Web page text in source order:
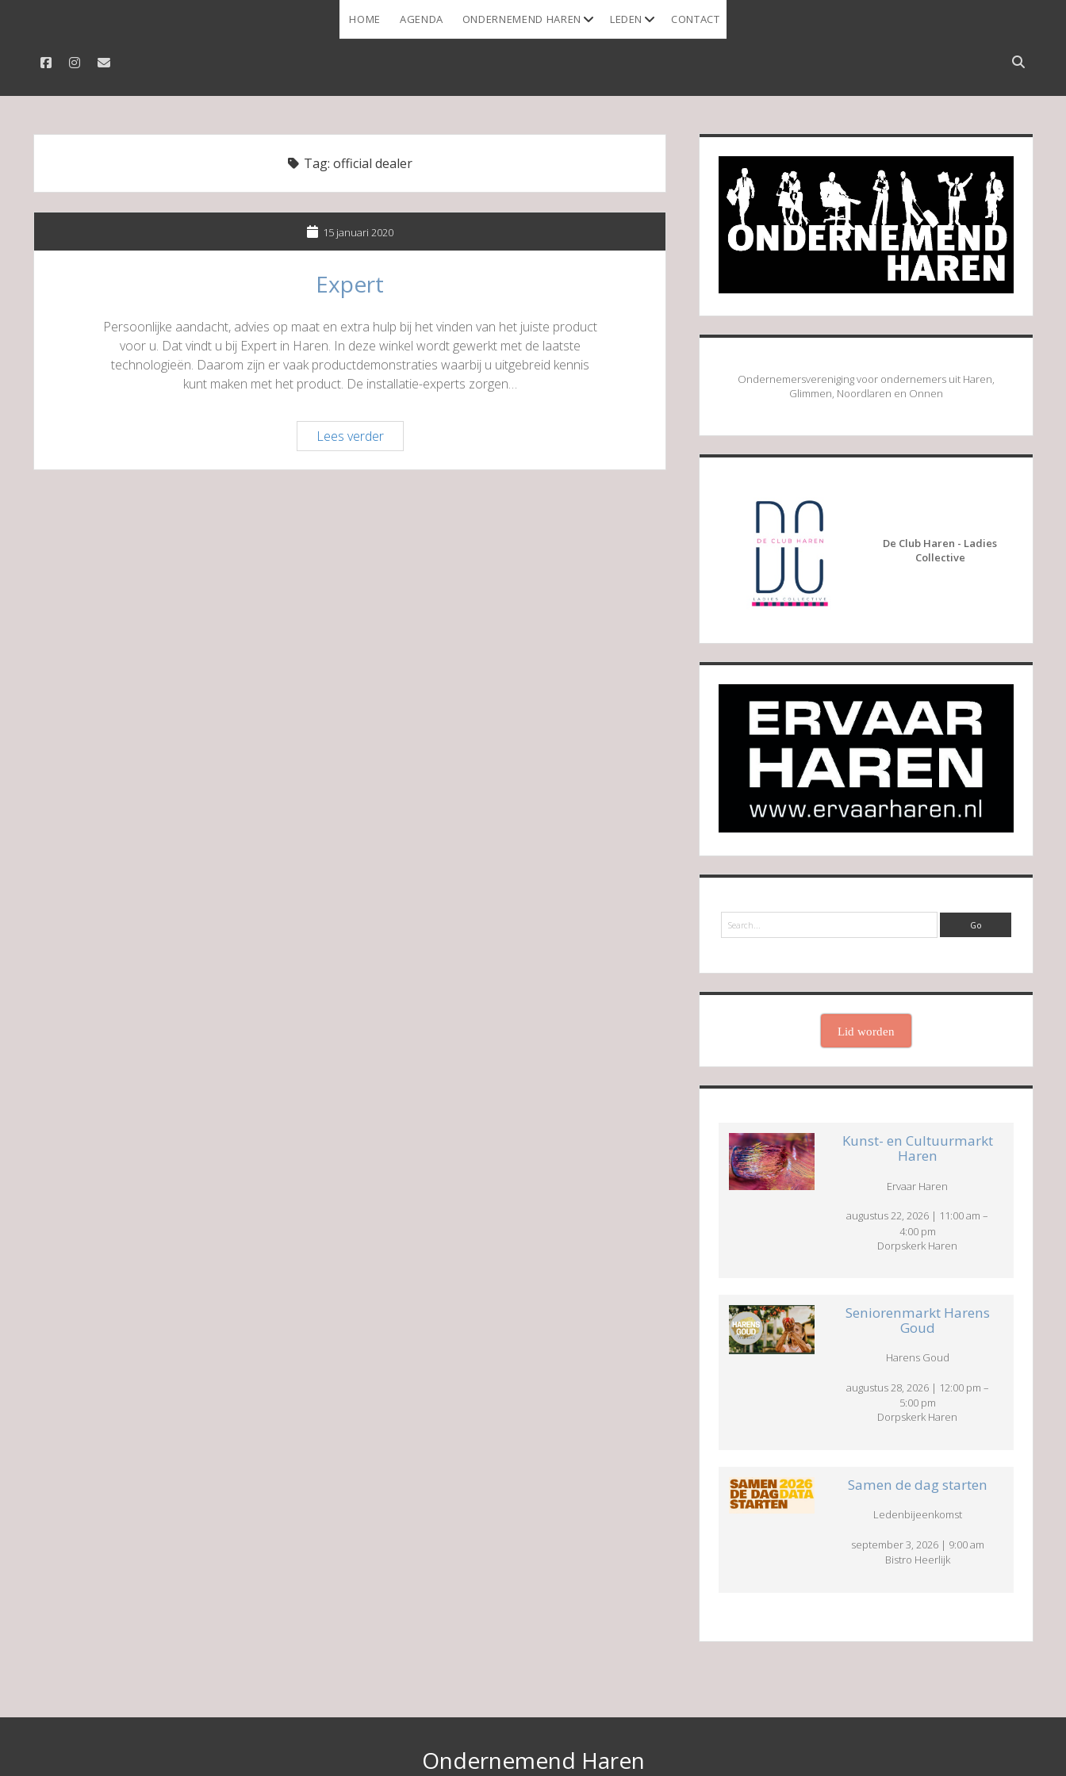
facebookinstagram
email
Open
bar
HOME AGENDA ONDERNEMEND HAREN open
menu
LEDEN open
menu
CONTACT
Tag: official dealer
15 januari 2020
Expert
Persoonlijke aandacht, advies op maat en extra hulp bij het vinden van het juiste product
voor u. Dat vindt u bij Expert in Haren. In deze winkel wordt gewerkt met de laatste
technologieën. Daarom zijn er vaak productdemonstraties waarbij u uitgebreid kennis
kunt maken met het product. De installatie-experts zorgen…
Lees verderExpert
Sidebar
Ondernemersvereniging voor ondernemers uit Haren,
Glimmen, Noordlaren en Onnen
De Club Haren - Ladies
Collective
Lid worden
Kunst- en Cultuurmarkt
Haren
Ervaar Haren
augustus 22, 2026 | 11:00 am–
4:00 pm
Dorpskerk Haren
Seniorenmarkt Harens
Goud
Harens Goud
augustus 28, 2026 | 12:00 pm –
5:00 pm
Dorpskerk Haren
Samen de dag starten
Ledenbijeenkomst
september 3, 2026 | 9:00 am
Bistro Heerlijk
Ondernemend Haren